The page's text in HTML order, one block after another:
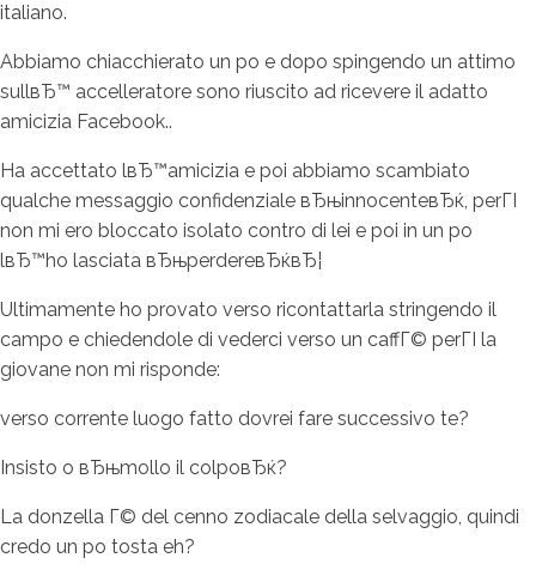
italiano.
Abbiamo chiacchierato un po e dopo spingendo un attimo
sullвЂ™ accelleratore sono riuscito ad ricevere il adatto
amicizia Facebook..
Ha accettato lвЂ™amicizia e poi abbiamo scambiato
qualche messaggio confidenziale вЂњinnocenteвЂќ, perГІ
non mi ero bloccato isolato contro di lei e poi in un po
lвЂ™ho lasciata вЂњperdereвЂќвЂ¦
Ultimamente ho provato verso ricontattarla stringendo il
campo e chiedendole di vederci verso un caffГ© perГІ la
giovane non mi risponde:
verso corrente luogo fatto dovrei fare successivo te?
Insisto o вЂњmollo il colpoвЂќ?
La donzella Г© del cenno zodiacale della selvaggio, quindi
credo un po tosta eh?